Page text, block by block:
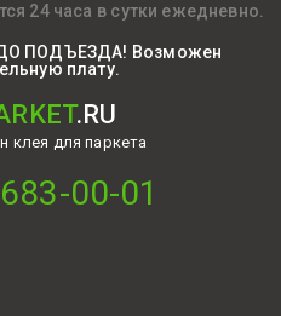
24 часа в сутки ежедневно.
ПОДЪЕЗДА! Возможен
плату.
.RU
клея для паркета
00-01